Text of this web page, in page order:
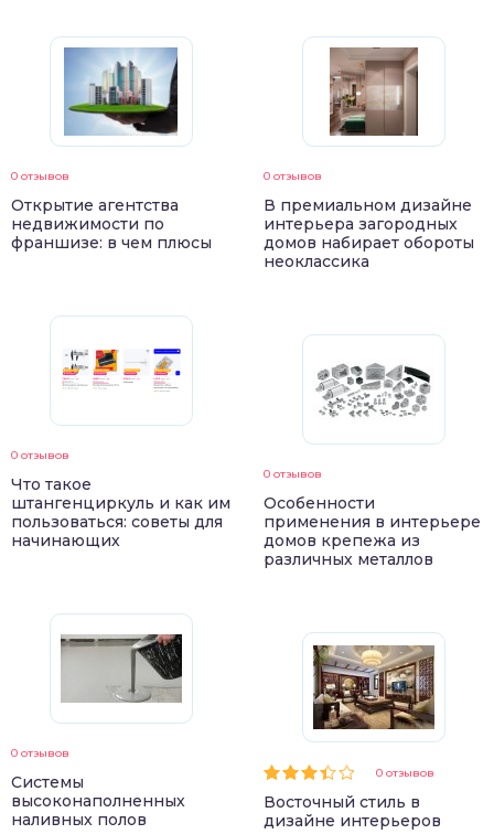
0 отзывов
Открытие агентства
недвижимости по
франшизе: в чем плюсы
0 отзывов
Что такое
штангенциркуль и как им
пользоваться: советы для
начинающих
0 отзывов
Системы
высоконаполненных
наливных полов
0 отзывов
В премиальном дизайне
интерьера загородных
домов набирает обороты
неоклассика
0 отзывов
Особенности
применения в интерьере
домов крепежа из
различных металлов
0 отзывов
Восточный стиль в
дизайне интерьеров